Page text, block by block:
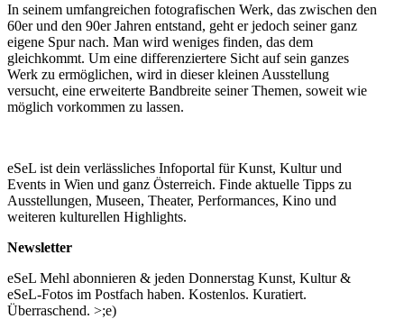
In seinem umfangreichen fotografischen Werk, das zwischen den
60er und den 90er Jahren entstand, geht er jedoch seiner ganz
eigene Spur nach. Man wird weniges finden, das dem
gleichkommt. Um eine differenziertere Sicht auf sein ganzes
Werk zu ermöglichen, wird in dieser kleinen Ausstellung
versucht, eine erweiterte Bandbreite seiner Themen, soweit wie
möglich vorkommen zu lassen.
eSeL ist dein verlässliches Infoportal für Kunst, Kultur und
Events in Wien und ganz Österreich. Finde aktuelle Tipps zu
Ausstellungen, Museen, Theater, Performances, Kino und
weiteren kulturellen Highlights.
Newsletter
eSeL Mehl abonnieren & jeden Donnerstag Kunst, Kultur &
eSeL-Fotos im Postfach haben. Kostenlos. Kuratiert.
Überraschend. >;e)